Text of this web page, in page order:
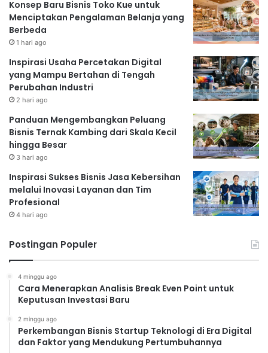
Konsep Baru Bisnis Toko Kue untuk
Menciptakan Pengalaman Belanja yang
Berbeda
1 hari ago
Inspirasi Usaha Percetakan Digital
yang Mampu Bertahan di Tengah
Perubahan Industri
2 hari ago
Panduan Mengembangkan Peluang
Bisnis Ternak Kambing dari Skala Kecil
hingga Besar
3 hari ago
Inspirasi Sukses Bisnis Jasa Kebersihan
melalui Inovasi Layanan dan Tim
Profesional
4 hari ago
Postingan Populer
4 minggu ago
Cara Menerapkan Analisis Break Even Point untuk
Keputusan Investasi Baru
2 minggu ago
Perkembangan Bisnis Startup Teknologi di Era Digital
dan Faktor yang Mendukung Pertumbuhannya